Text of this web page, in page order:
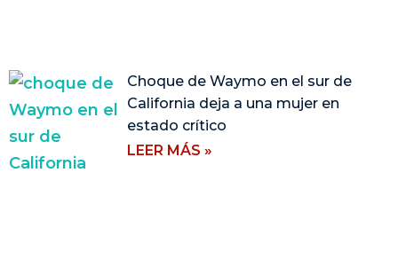
Choque de Waymo en el sur de
California deja a una mujer en
estado crítico
LEER MÁS »